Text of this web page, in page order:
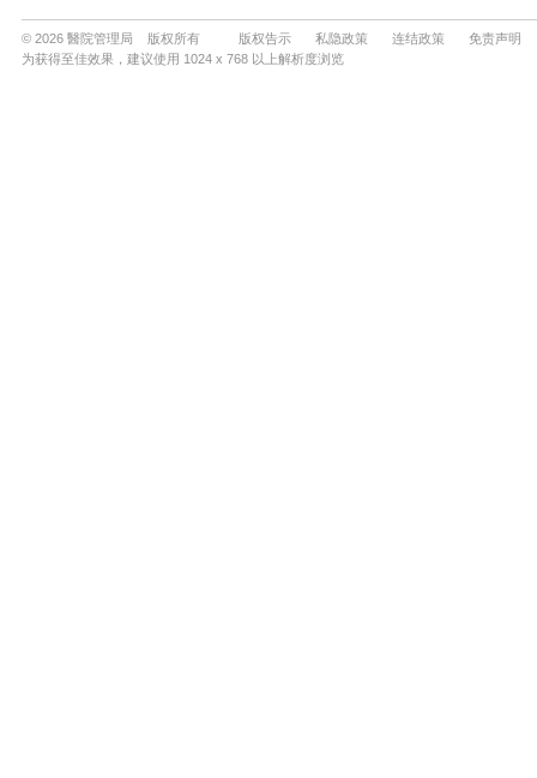
© 2026 醫院管理局 版权所有 版权告示 私隐政策 连结政策
免责声明
为获得至佳效果，建议使用 1024 x 768 以上解析度浏览